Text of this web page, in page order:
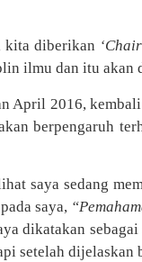
kita diberikan
ilmu dan itu
April 2016,
berpengaruh
saya sedang
saya,
dikatakan
setelah dijelaskan